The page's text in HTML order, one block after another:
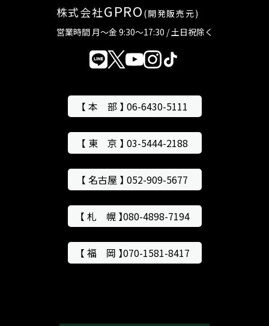
株式会社GPRO (開発販売元)
営業時間 月～金 9:30～17:30 / 土日祝除く
【 本 部 】 06-6430-5111
【 東 京 】 03-5444-2188
【 名古屋 】 052-909-5677
【 札 幌 】080-4898-7194
【 福 岡 】070-1581-8417